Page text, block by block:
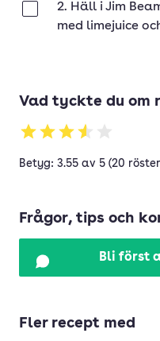
2. Häll i Jim
med limejuice
Vad tyckte du om
Betyg: 3.55 av 5 (20
Frågor, tips och
Bli först
Fler recept med